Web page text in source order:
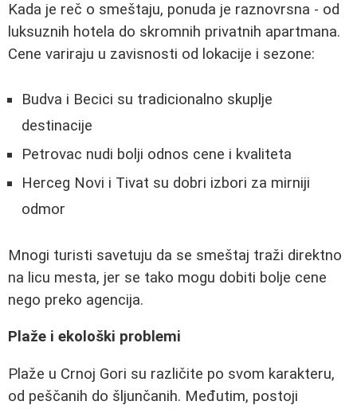
Kada je reč o smeštaju, ponuda je raznovrsna - od
luksuznih hotela do skromnih privatnih apartmana.
Cene variraju u zavisnosti od lokacije i sezone:
Budva i Becici su tradicionalno skuplje
destinacije
Petrovac nudi bolji odnos cene i kvaliteta
Herceg Novi i Tivat su dobri izbori za mirniji
odmor
Mnogi turisti savetuju da se smeštaj traži direktno
na licu mesta, jer se tako mogu dobiti bolje cene
nego preko agencija.
Plaže i ekološki problemi
Plaže u Crnoj Gori su različite po svom karakteru,
od peščanih do šljunčanih. Međutim, postoji